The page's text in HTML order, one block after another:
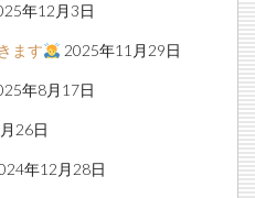
年12月3日
ます 2025年11月29日
年8月17日
26日
年12月28日